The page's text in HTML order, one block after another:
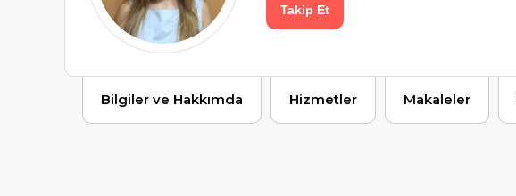
Takip Et
Bilgiler ve Hakkımda Hizmetler Makaleler